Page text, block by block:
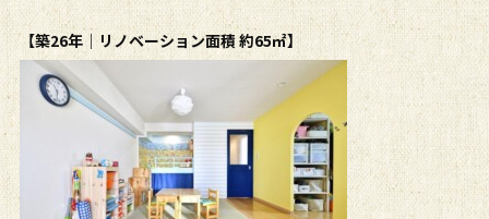
【築26年｜リノベーション面積 約65㎡】